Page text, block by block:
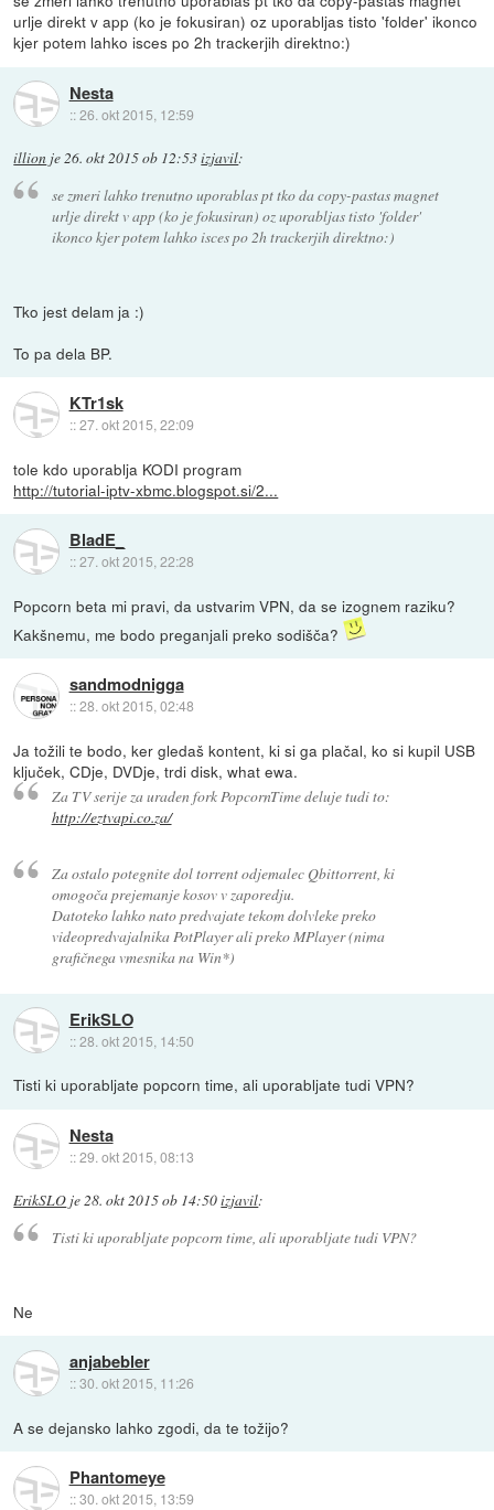
urlje direkt v app (ko je fokusiran) oz uporabljas tisto 'folder' ikonco
kjer potem lahko isces po 2h trackerjih direktno:)
Nesta
::26. okt 2015, 12:59
illion je26. okt 2015 ob 12:53izjavil:
se zmeri lahko trenutno uporablas pt tko da copy-pastas magnet
urlje direkt v app (ko je fokusiran) oz uporabljas tisto 'folder'
ikonco kjer potem lahko isces po 2h trackerjih direktno:)
Tko jest delam ja :)
To pa dela BP.
KTr1sk
::27. okt 2015, 22:09
tole kdo uporablja KODI program
http://tutorial-iptv-xbmc.blogspot.si/2...
BladE_
::27. okt 2015, 22:28
Popcorn beta mi pravi, da ustvarim VPN, da se izognem raziku?
Kakšnemu, me bodo preganjali preko sodišča?
sandmodnigga
::28. okt 2015, 02:48
Ja tožili te bodo, ker gledaš kontent, ki si ga plačal, ko si kupil USB
ključek, CDje, DVDje, trdi disk, what ewa.
Za TV serije za uraden fork PopcornTime deluje tudi to:
http://eztvapi.co.za/
Za ostalo potegnite dol torrent odjemalec Qbittorrent, ki
omogoča prejemanje kosov v zaporedju.
Datoteko lahko nato predvajate tekom dolvleke preko
videopredvajalnika PotPlayer ali preko MPlayer (nima
grafičnega vmesnika na Win*)
ErikSLO
::28. okt 2015, 14:50
Tisti ki uporabljate popcorn time, ali uporabljate tudi VPN?
Nesta
::29. okt 2015, 08:13
ErikSLO je28. okt 2015 ob 14:50izjavil:
Tisti ki uporabljate popcorn time, ali uporabljate tudi VPN?
Ne
anjabebler
::30. okt 2015, 11:26
A se dejansko lahko zgodi, da te tožijo?
Phantomeye
::30. okt 2015, 13:59